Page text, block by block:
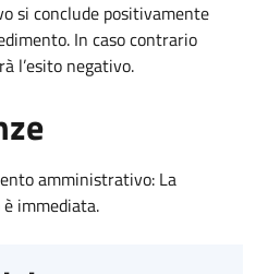
si conclude positivamente
In caso contrario
l’esito negativo.
amministrativo: La
immediata.